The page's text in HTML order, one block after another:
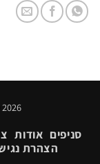
2026 © דיזל ישראל | פולימוד 1994 בע״מ
סניפים אודות
הצהרת